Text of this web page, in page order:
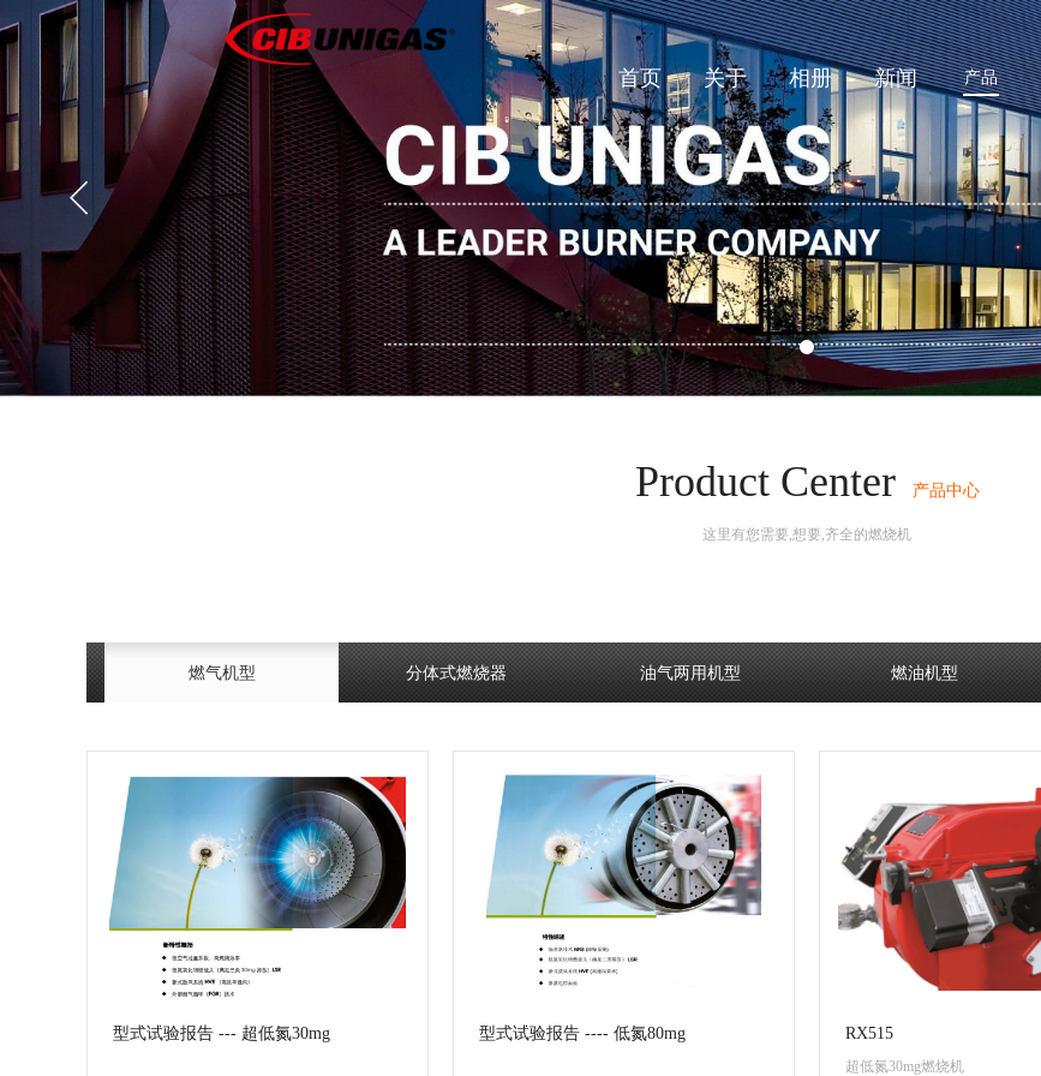
首页 关于 相册 新闻 产品
Product Center 产品中心
这里有您需要,想要,齐全的燃烧机
燃气机型 分体式燃烧器 油气两用机型 燃油机型
型式试验报告 --- 超低氮30mg 型式试验报告 ---- 低氮80mg RX515
超低氮30mg燃烧机